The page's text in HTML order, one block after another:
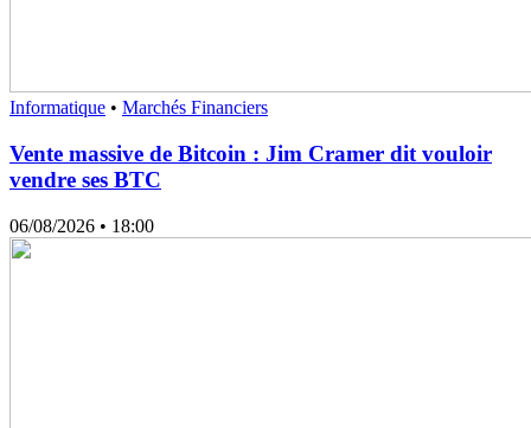
Informatique • Marchés Financiers
Vente massive de Bitcoin : Jim Cramer dit vouloir
vendre ses BTC
06/08/2026 • 18:00